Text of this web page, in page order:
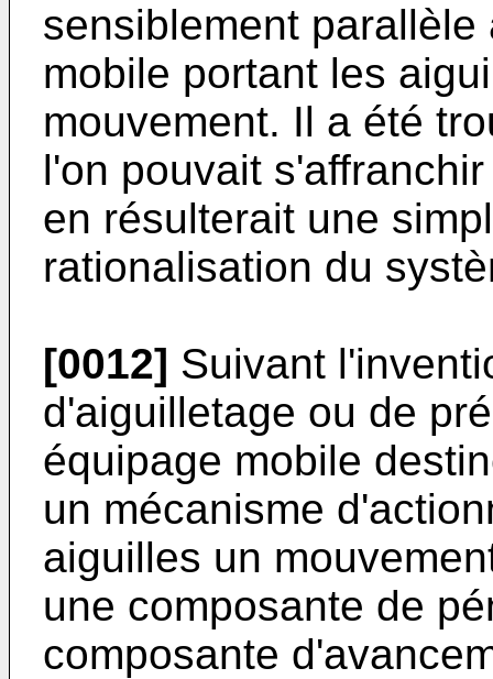
sensiblement
mobile portant les
mouvement. Il a été
l'on pouvait
en résulterait une
rationalisation du
[0012] Suivant
d'aiguilletage ou de
équipage mobile
un mécanisme
aiguilles un
une composante de
composante